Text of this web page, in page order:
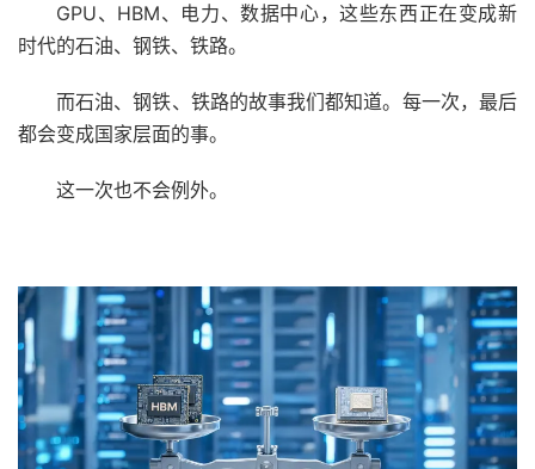
GPU、HBM、电力、数据中心，这些东西正在变成新
时代的石油、钢铁、铁路。
而石油、钢铁、铁路的故事我们都知道。每一次，最后
都会变成国家层面的事。
这一次也不会例外。